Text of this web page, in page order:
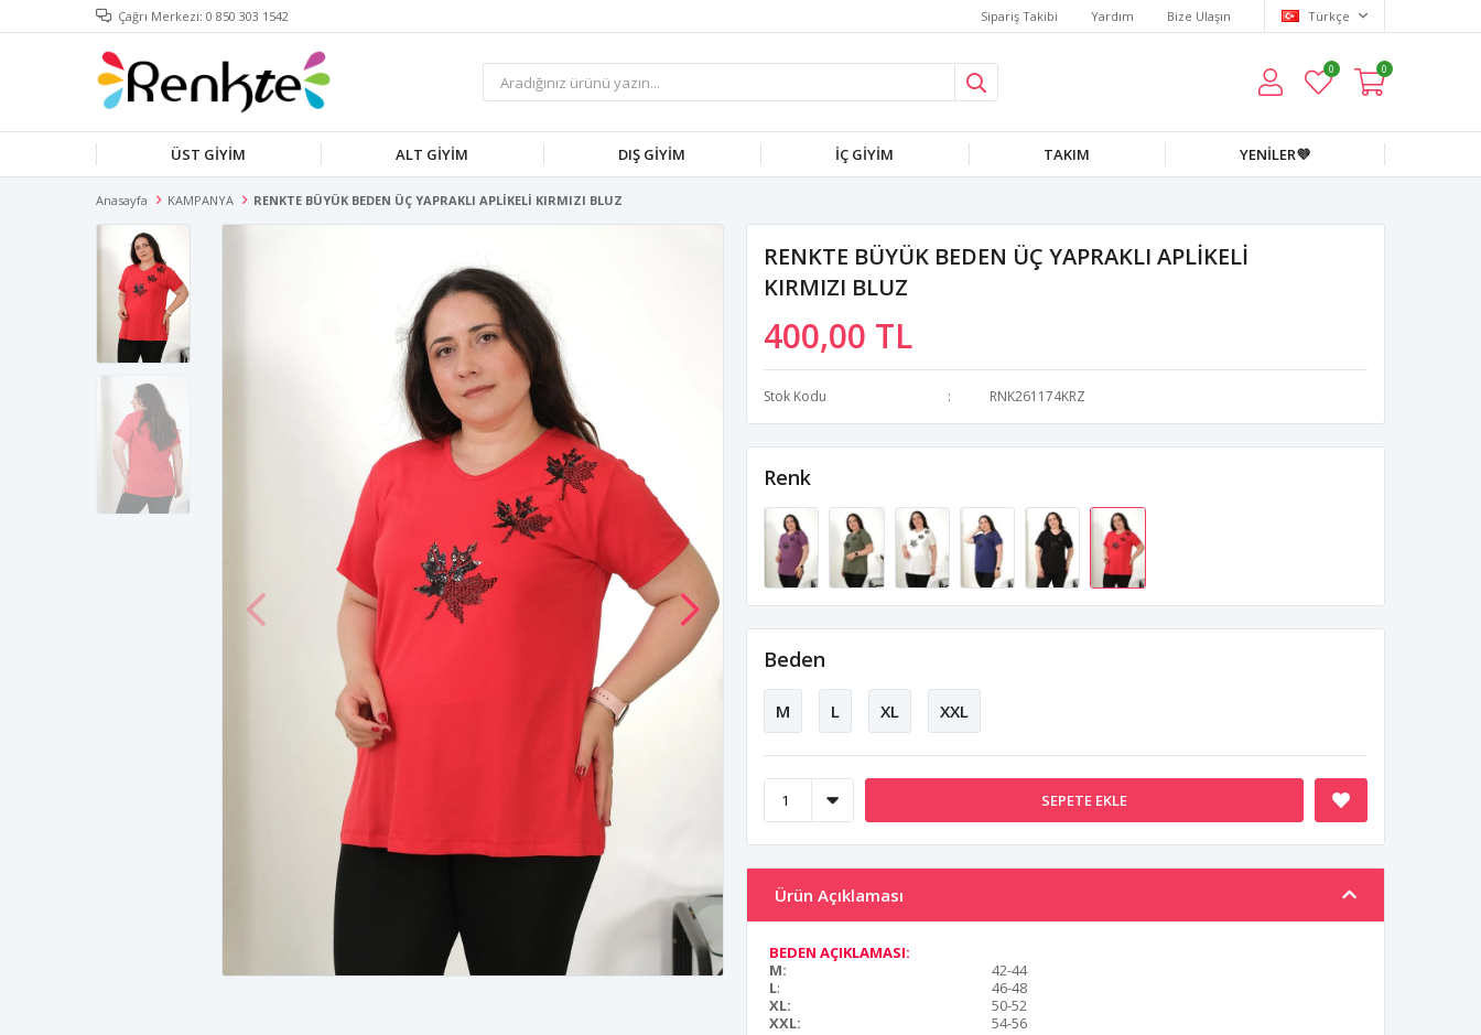
Çağrı Merkezi: 0 850 303 1542 Sipariş Takibi Yardım Bize Ulaşın Türkçe
0 0
ÜST GİYİM ALT GİYİM DIŞ GİYİM İÇ GİYİM TAKIM YENİLER💜
Anasayfa KAMPANYA RENKTE BÜYÜK BEDEN ÜÇ YAPRAKLI APLİKELİ KIRMIZI BLUZ
RENKTE BÜYÜK BEDEN ÜÇ YAPRAKLI APLİKELİ
KIRMIZI BLUZ
400,00 TL
Stok Kodu RNK261174KRZ
Renk
Beden
M L XL XXL
SEPETE EKLE
Ürün Açıklaması
BEDEN AÇIKLAMASI:
M:
42-44
L:
46-48
XL:
50-52
XXL:
54-56